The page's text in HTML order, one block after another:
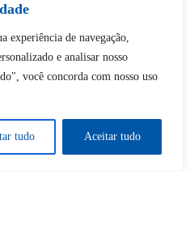
experiência de navegação,
e analisar nosso
você concorda com nosso uso
tudo Aceitar tudo
que deseja
publicação?
esquerda : 0